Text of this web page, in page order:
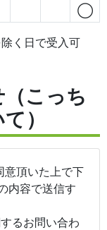
◯
く日で受入可
こっち
）
意頂いた上で下
内容で送信す
るお問い合わ